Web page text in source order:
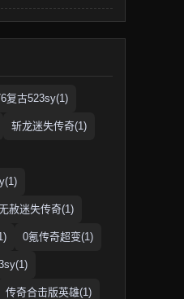
复古523sy(1)
斩龙迷失传奇(1)
赦迷失传奇(1)
0氪传奇超变(1)
传奇合击版英雄(1)